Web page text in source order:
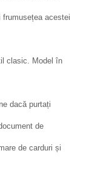
acestei
clasic. Model în
dacă purtați
de
de carduri și